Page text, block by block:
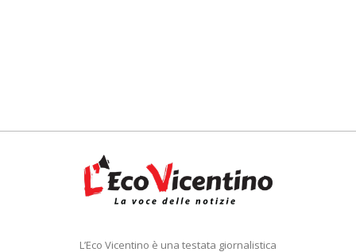
L’Eco Vicentino è una testata giornalistica